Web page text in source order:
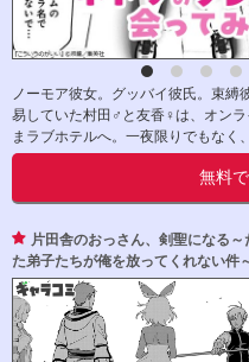
ノーモア彼女。グッバイ彼氏。束縛
易していた村田♂と友香♀は、オン
まラブホテルへ。一夜限りでもなく
無料
片田舎のおっさん、剣聖になる
た弟子たちが俺を放ってくれない件